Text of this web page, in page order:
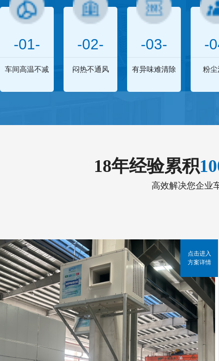
-01-
车间高温不减
-02-
闷热不通风
-03-
有异味难清除
-
粉尘
18年经验累积
高效解决您企业
点击进入
方案详情